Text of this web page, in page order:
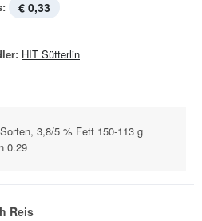
€ 0,33
HIT Sütterlin
3,8/5 % Fett 150-113 g
0.29
Reis